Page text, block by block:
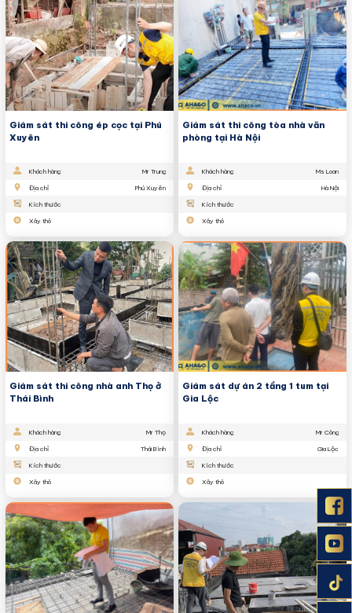
Giám sát thi công ép cọc tại Phú
Xuyên
Khách hàng Mr Trung
Địa chỉ Phú Xuyên
Kích thước
Xây thô
Giám sát thi công tòa nhà văn
phòng tại Hà Nội
Khách hàng Ms Loan
Địa chỉ Hà Nội
Kích thước
Xây thô
Giám sát thi công nhà anh Thọ ở
Thái Bình
Khách hàng Mr Thọ
Địa chỉ Thái Bình
Kích thước
Xây thô
Giám sát dự án 2 tầng 1 tum tại
Gia Lộc
Khách hàng Mr Công
Địa chỉ Gia Lộc
Kích thước
Xây thô